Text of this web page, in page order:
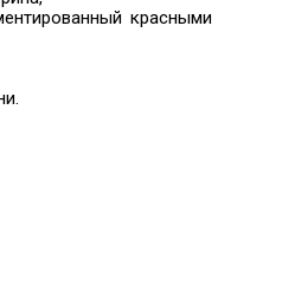
красными